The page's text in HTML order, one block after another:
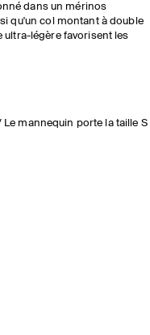
dans un mérinos
qu'un col montant à double
ultra-légère favorisent les
Le mannequin porte la taille S